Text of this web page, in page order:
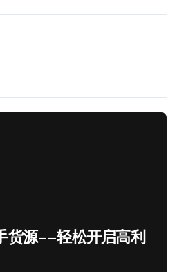
货源——轻松开启高利